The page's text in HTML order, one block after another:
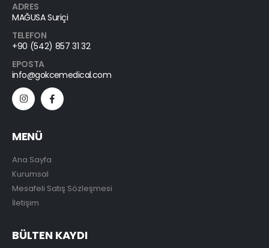
ADRES
MAĞUSA Suriçi
TELEFON
+90 (542) 857 31 32
EPOSTA
info@gokcemedical.com
MENÜ
Ana Sayfa
Kurumsal
Mesafeli Satış Sözleşmesi
İletişim
BÜLTEN KAYDI